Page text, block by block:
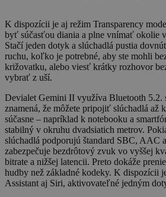
K dispozícii je aj režim Transparency
byť súčasťou diania a plne vnímať okolie
Stačí jeden dotyk a slúchadlá pustia
ruchu, koľko je potrebné, aby ste mohli
križovatku, alebo viesť krátky rozhovor
vybrať z uší.
Devialet Gemini II využíva Bluetooth
znamená, že môžete pripojiť slúchadlá až
súčasne – napríklad k notebooku a
stabilný v okruhu dvadsiatich metrov.
slúchadlá podporujú štandard SBC, AAC
zabezpečuje bezdrôtový zvuk vo vyššej
bitrate a nižšej latencii. Preto dokáže
hudby než základné kodeky. K dispozícii
Assistant aj Siri, aktivovateľné jedným